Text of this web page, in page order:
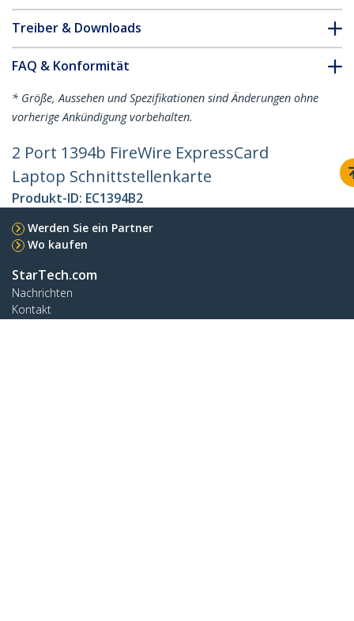
Treiber & Downloads
FAQ & Konformität
* Größe, Aussehen und Spezifikationen sind Änderungen ohne
vorherige Ankündigung vorbehalten.
2 Port 1394b FireWire ExpressCard
Laptop Schnittstellenkarte
Produkt-ID: EC1394B2
Werden Sie ein Partner
Wo kaufen
StarTech.com
Nachrichten
Kontakt